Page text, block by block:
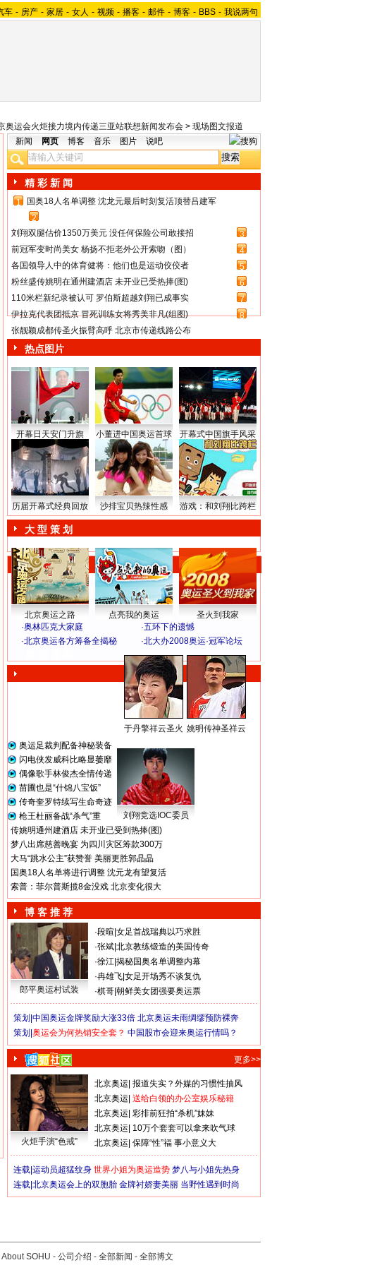
车 - 房产 - 家居 - 女人 - 视频 - 播客 - 邮件 - 博客 - BBS - 我说两句
奥运会火炬接力境内传递三亚站联想新闻发布会 > 现场图文报道
新闻 网页 博客 音乐 图片 说吧
精 彩 新 闻
1
国奥18人名单调整 沈龙元最后时刻复活顶替吕建军
2
刘翔双腿估价1350万美元 没任何保险公司敢接招
3
前冠军变时尚美女 杨扬不拒老外公开索吻（图）
4
各国领导人中的体育健将：他们也是运动佼佼者
5
粉丝盛传姚明在通州建酒店 未开业已受热捧(图)
6
110米栏新纪录被认可 罗伯斯超越刘翔已成事实
7
伊拉克代表团抵京 冒死训练女将秀美非凡(组图)
8
张靓颖成都传圣火振臂高呼 北京市传递线路公布
热点图片
开幕日天安门升旗 小董进中国奥运首球 开幕式中国旗手风采
历届开幕式经典回放 沙排宝贝热辣性感 游戏：和刘翔比跨栏
大 型 策 划
北京奥运之路 点亮我的奥运
圣火到我家
·奥林匹克大家庭 ·五环下的遗憾
·北京奥运各方筹备全揭秘 ·北大办2008奥运·冠军论坛
于丹擎祥云圣火 姚明传神圣祥云
奥运足裁判配备神秘装备
闪电侠发威科比略显萎靡
偶像歌手林俊杰全情传递
苗圃也是“什锦八宝饭”
传奇奎罗特续写生命奇迹
枪王杜丽备战“杀气”重
刘翔竞选IOC委员
传姚明通州建酒店 未开业已受到热捧(图)
梦八出席慈善晚宴 为四川灾区筹款300万
大马“跳水公主”获赞誉 美丽更胜郭晶晶
国奥18人名单将进行调整 沈元龙有望复活
索普：菲尔普斯揽8金没戏 北京变化很大
博 客 推 荐
郎平奥运村试装
·段暄 女足首战瑞典以巧求胜
·张斌 北京教练锻造的美国传奇
·徐江 揭秘国奥名单调整内幕
·冉雄飞 女足开场秀不谈复仇
·棋哥 朝鲜美女团强要奥运票
策划| 中国奥运金牌奖励大涨33倍 北京奥运未雨绸缪预防裸奔
策划| 奥运会为何热销安全套？ 中国股市会迎来奥运行情吗？
更多>>
火炬手演“色戒”
北京奥运 报道失实？外媒的习惯性抽风
北京奥运 送给白领的办公室娱乐秘籍
北京奥运 彩排前狂拍“杀机”妹妹
北京奥运 10万个套套可以拿来吹气球
北京奥运 保障“性”福 事小意义大
连载| 运动员超猛纹身 世界小姐为奥运造势 梦八与小姐先热身
连载| 北京奥运会上的双胞胎 金牌衬娇妻美丽 当野性遇到时尚
About SOHU - 公司介绍 - 全部新闻 - 全部博文